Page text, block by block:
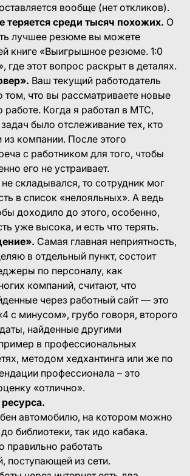
вообще (нет откликов).
теряется среди тысяч похожих. О
лучшее резюме вы можете
книге «Выигрышное резюме. 1:0
где этот вопрос раскрыт в деталях.
Ваш текущий работодатель
том, что вы рассматриваете новые
работе. Когда я работал в МТС,
было отслеживание тех, кто
из компании. После этого
с работником для того, чтобы
его не устраивает.
складывался, то сотрудник мог
в список «нелояльных». А ведь
доходило до этого, особенно,
уже высока, и есть что терять.
Самая главная неприятность,
в отдельный пункт, состоит
по персоналу, как
компаний, считают, что
через работный сайт — это
с минусом», грубо говоря, второго
найденные другими
в профессиональных
методом хедхантинга или же по
профессионала – это
«отлично».
автомобилю, на котором можно
библиотеки, так идо кабака.
правильно работать
поступающей из сети.